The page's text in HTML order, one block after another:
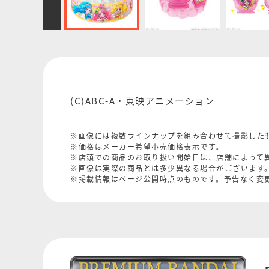
(C)ABC-A・東映アニメーション
※画像には複数ラインナップを組み合わせて撮影した
※価格はメーカー希望小売価格表示です。
※店頭での商品のお取り扱い開始日は、店舗によって
※画像は実際の商品とは多少異なる場合がございます
※掲載情報はページ公開時点のものです。予告なく変